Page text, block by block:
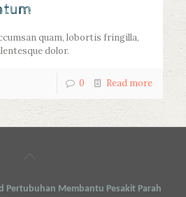
quam, lobortis fringilla,
dolor.
0 Read more
Pertubuhan Membantu Pesakit Parah